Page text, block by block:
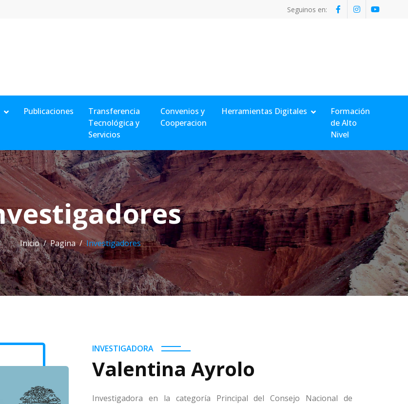
Seguinos en:
Publicaciones
Transferencia
Tecnológica y
Servicios
Convenios y
Cooperacion
Herramientas Digitales
Formación
de Alto
Nivel
Inicio Pagina Investigadores
INVESTIGADORA
Valentina Ayrolo
Investigadora en la categoría Principal del Consejo Nacional de